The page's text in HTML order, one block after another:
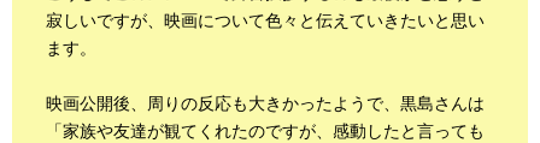
寂しいですが、映画について色々と伝えていきたいと思い
ます。
映画公開後、周りの反応も大きかったようで、黒島さんは
「家族や友達が観てくれたのですが、感動したと言っても